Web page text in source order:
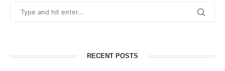
RECENT POSTS